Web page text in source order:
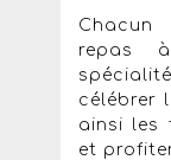
repas
célébrer
ainsi les
et